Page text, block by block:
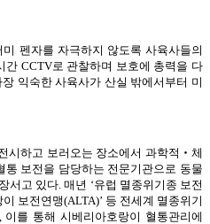
펜자를 자극하지 않도록 사육사들의
간 CCTV로 관찰하며 보호에 총력을 다
익숙한 사육사가 산실 밖에서부터 미
시하고 보러오는 장소에서 과학적‧체
보전을 담당하는 전문기관으로 동물
서고 있다. 매년 ‘유럽 멸종위기종 보전
보전연맹(ALTA)’ 등 전세계 멸종위기
를 통해 시베리아호랑이 혈통관리에